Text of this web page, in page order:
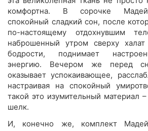
комфортна. В сорочке
спокойный сладкий сон, после
по-настоящему отдохнувшим
наброшенный утром сверху
бодрости, поднимает
энергию. Вечером же перед
оказывает успокаивающее,
настраивая на спокойный
такой это изумительный материал
шелк.
И, конечно же, комплект